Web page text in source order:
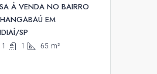
À VENDA NO BAIRRO
EM
SP
1 1 65 m²